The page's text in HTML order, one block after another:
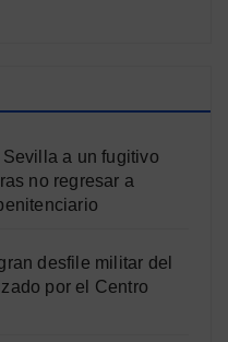
a un fugitivo
no regresar a
desfile militar del
por el Centro